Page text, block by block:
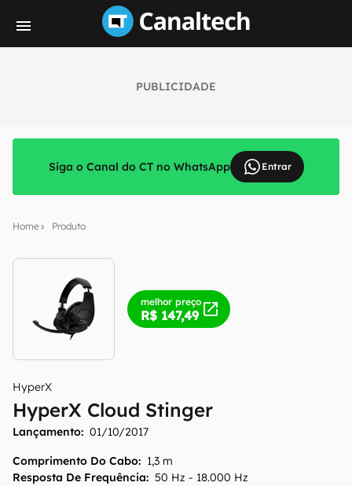
PUBLICIDADE
Siga o Canal do CT no WhatsApp Entrar
Home Produto
melhor preço
R$ 147,49
HyperX
HyperX Cloud Stinger
Lançamento: 01/10/2017
Comprimento Do Cabo: 1,3 m
Resposta De Frequência: 50 Hz - 18.000 Hz